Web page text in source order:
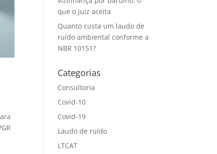
que o juiz aceita
Quanto custa um laudo de
ruído ambiental conforme a
NBR 10151?
Categorias
Consultoria
Covid-10
Covid-19
Laudo de ruído
LTCAT